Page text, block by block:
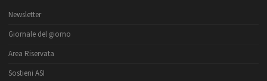
Newsletter
Giornale del giorno
Area Riservata
Sostieni ASI